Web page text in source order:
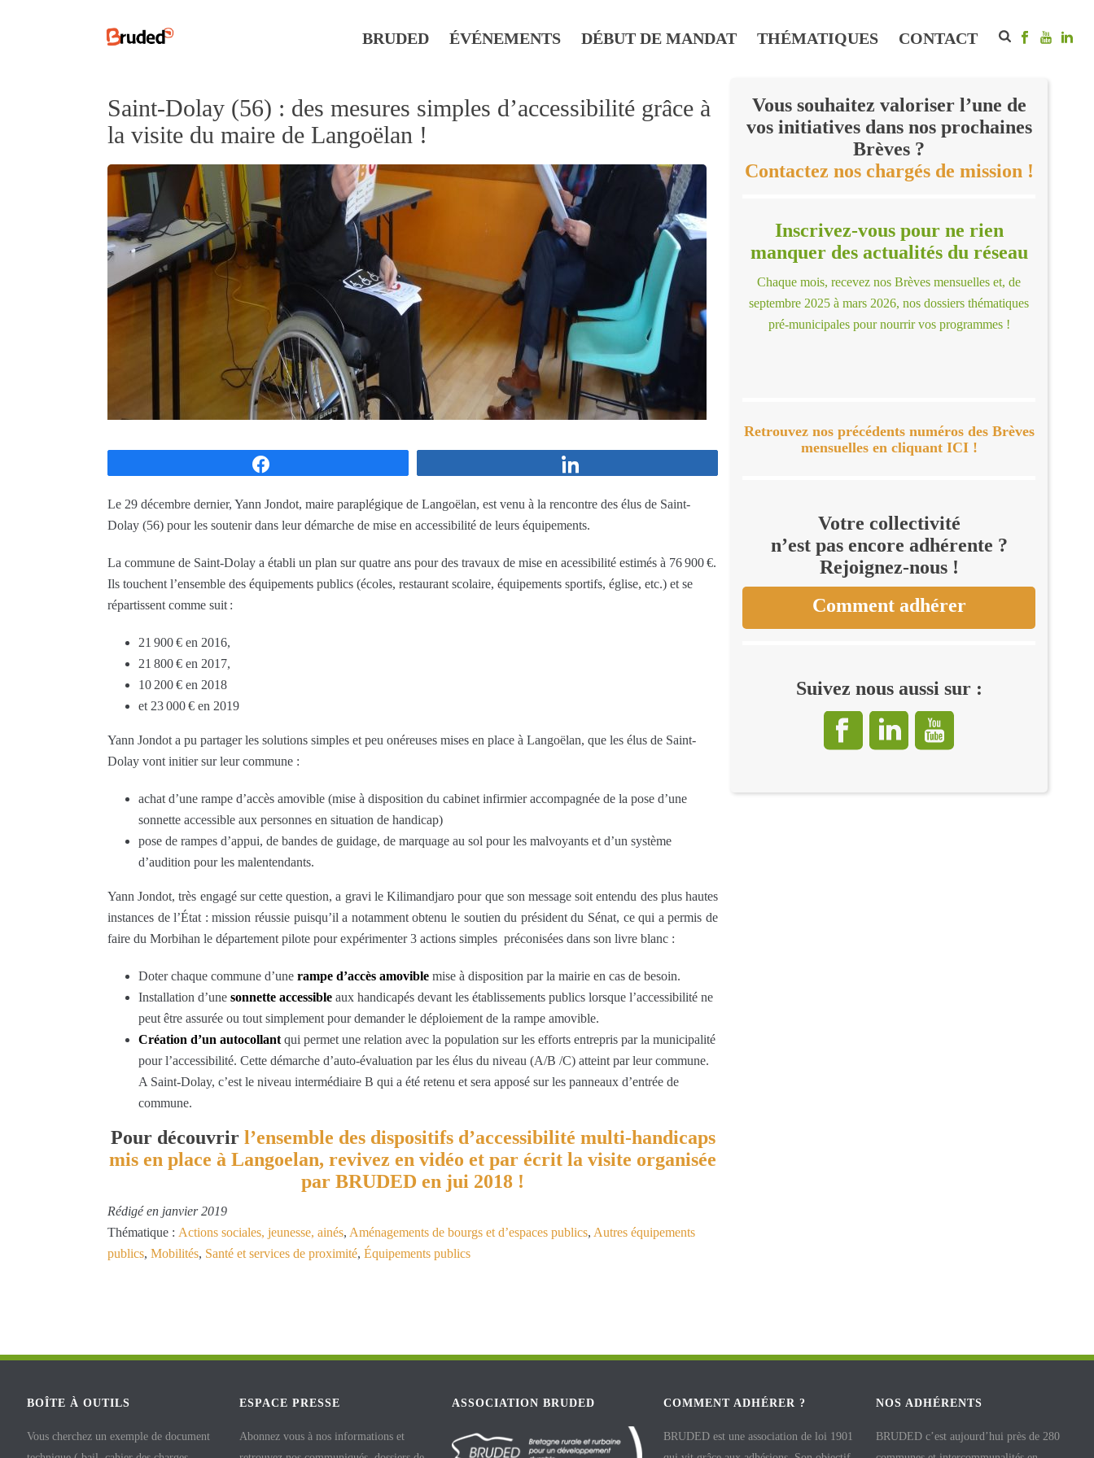
BRUDED ÉVÉNEMENTS DÉBUT DE MANDAT THÉMATIQUES CONTACT
Saint-Dolay (56) : des mesures simples d’accessibilité grâce à
la visite du maire de Langoëlan !
Le 29 décembre dernier, Yann Jondot, maire paraplégique de Langoëlan, est venu à la rencontre des élus de Saint-
Dolay (56) pour les soutenir dans leur démarche de mise en accessibilité de leurs équipements.
La commune de Saint-Dolay a établi un plan sur quatre ans pour des travaux de mise en acessibilité estimés à 76 900 €.
Ils touchent l’ensemble des équipements publics (écoles, restaurant scolaire, équipements sportifs, église, etc.) et se
répartissent comme suit :
21 900 € en 2016,
21 800 € en 2017,
10 200 € en 2018
et 23 000 € en 2019
Yann Jondot a pu partager les solutions simples et peu onéreuses mises en place à Langoëlan, que les élus de Saint-
Dolay vont initier sur leur commune :
achat d’une rampe d’accès amovible (mise à disposition du cabinet infirmier accompagnée de la pose d’une
sonnette accessible aux personnes en situation de handicap)
pose de rampes d’appui, de bandes de guidage, de marquage au sol pour les malvoyants et d’un système
d’audition pour les malentendants.
Yann Jondot, très engagé sur cette question, a gravi le Kilimandjaro pour que son message soit entendu des plus hautes
instances de l’État : mission réussie puisqu’il a notamment obtenu le soutien du président du Sénat, ce qui a permis de
faire du Morbihan le département pilote pour expérimenter 3 actions simples préconisées dans son livre blanc :
Doter chaque commune d’une rampe d’accès amoviblemise à disposition par la mairie en cas de besoin.
Installation d’une sonnette accessibleaux handicapés devant les établissements publics lorsque l’accessibilité ne
peut être assurée ou tout simplement pour demander le déploiement de la rampe amovible.
Création d’un autocollantqui permet une relation avec la population sur les efforts entrepris par la municipalité
pour l’accessibilité. Cette démarche d’auto-évaluation par les élus du niveau (A/B /C) atteint par leur commune.
A Saint-Dolay, c’est le niveau intermédiaire B qui a été retenu et sera apposé sur les panneaux d’entrée de
commune.
Pour découvrirl’ensemble des dispositifs d’accessibilité multi-handicaps
mis en place à Langoelan, revivez en vidéo et par écrit la visite organisée
par BRUDED en jui 2018 !
Rédigé en janvier 2019
Thématique : Actions sociales, jeunesse, ainés, Aménagements de bourgs et d’espaces publics, Autres équipements
publics, Mobilités, Santé et services de proximité, Équipements publics
Vous souhaitez valoriser l’une de
vos initiatives dans nos prochaines
Brèves ?
Contactez nos chargés de mission !
Inscrivez-vous pour ne rien
manquer des actualités du réseau
Chaque mois, recevez nos Brèves mensuelles et, de
septembre 2025 à mars 2026, nos dossiers thématiques
pré-municipales pour nourrir vos programmes !
Retrouvez nos précédents numéros des Brèves
mensuelles en cliquant ICI !
Votre collectivité
n’est pas encore adhérente ?
Rejoignez-nous !
Comment adhérer
Suivez nous aussi sur :
BOÎTE À OUTILS
Vous cherchez un exemple de document
ESPACE PRESSE
Abonnez vous à nos informations et
ASSOCIATION BRUDED COMMENT ADHÉRER ?
BRUDED est une association de loi 1901
NOS ADHÉRENTS
BRUDED c’est aujourd’hui près de 280